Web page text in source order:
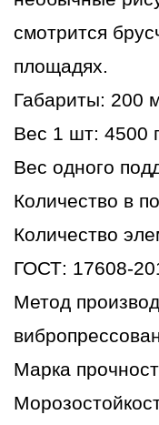
смотрится
площадях.
Габариты: 200
Вес 1 шт: 4500 г
Вес одного
Количество в
Количество
ГОСТ: 17608-
Метод
Марка